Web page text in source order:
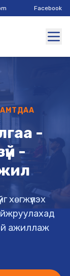
Facebook
-
-
хөгжүүлэх
ажиллаж